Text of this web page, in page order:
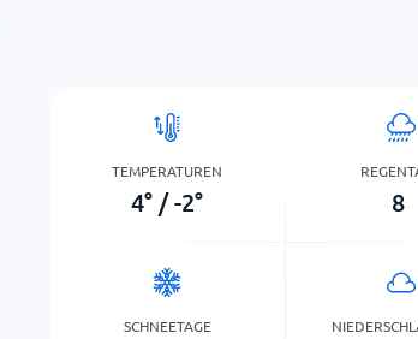
TEMPERATUREN
4° /-2° 8
SCHNEETAGE